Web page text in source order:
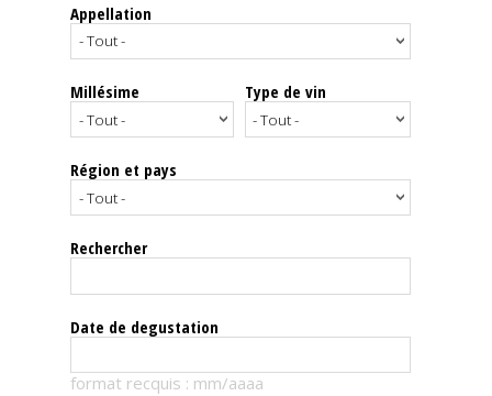
Spiritueux
Notes
dégustation
Le
magazine
Télécharger
Appellation
Millésime Type de vin
Région et pays
Rechercher
Date de degustation
format recquis : mm/aaaa